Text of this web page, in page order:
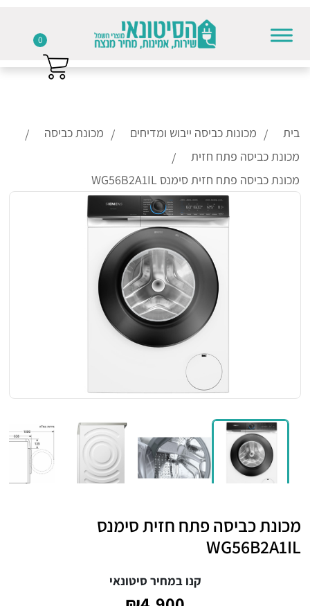
בית מכונות כביסה ייבוש ומדיחים
מכונת כביסה
מכונת כביסה פתח חזית
מכונת כביסה פתח חזית סימנס WG56B2A1IL
מכונת כביסה פתח חזית סימנס
WG56B2A1IL
קנו במחיר סיטונאי
0